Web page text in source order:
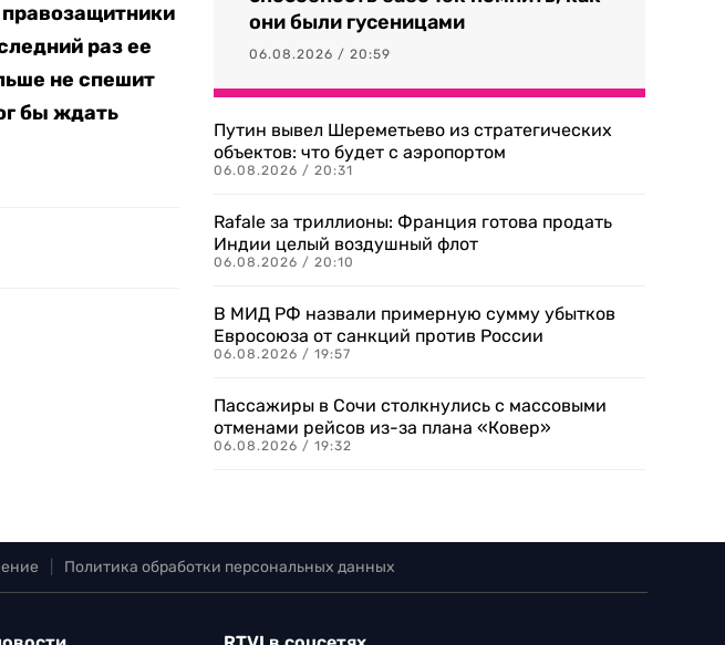
раз ее
не спешит
бы ждать
они были гусеницами
06.08.2026 / 20:59
Путин вывел Шереметьево из стратегических
объектов: что будет с аэропортом
06.08.2026 / 20:31
Rafale за триллионы: Франция готова продать
Индии целый воздушный флот
06.08.2026 / 20:10
В МИД РФ назвали примерную сумму убытков
Евросоюза от санкций против России
06.08.2026 / 19:57
Пассажиры в Сочи столкнулись с массовыми
отменами рейсов из-за плана «Ковер»
06.08.2026 / 19:32
Политика обработки персональных данных